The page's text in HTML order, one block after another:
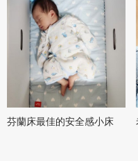
芬蘭床最佳的安全感小床